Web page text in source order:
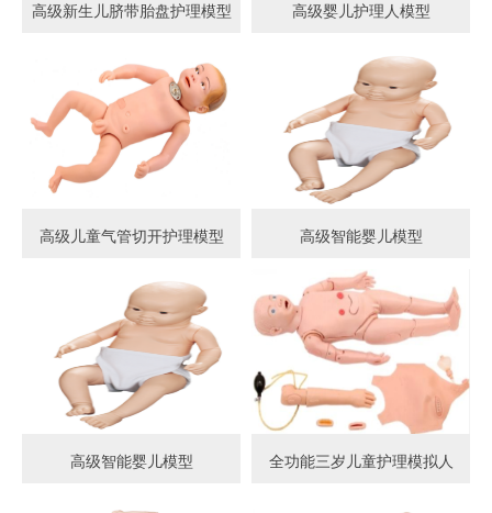
高级新生儿脐带胎盘护理模型 高级婴儿护理人模型
高级儿童气管切开护理模型 高级智能婴儿模型
高级智能婴儿模型 全功能三岁儿童护理模拟人